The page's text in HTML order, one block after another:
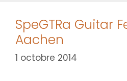
SpeGTRa Guitar
Aachen
1 octobre 2014